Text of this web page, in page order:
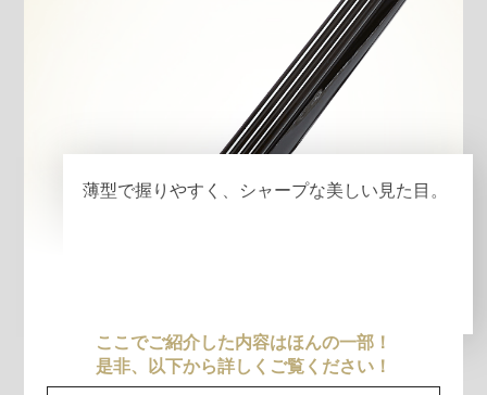
薄型で握りやすく、シャープな美しい見た目。
ここでご紹介した内容はほんの一部！
是非、以下から詳しくご覧ください！